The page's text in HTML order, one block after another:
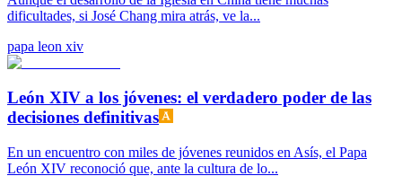
dificultades, si José Chang mira atrás, ve la...
papa leon xiv
León XIV a los jóvenes: el verdadero poder de las
decisiones definitivas
En un encuentro con miles de jóvenes reunidos en Asís, el Papa
León XIV reconoció que, ante la cultura de lo...